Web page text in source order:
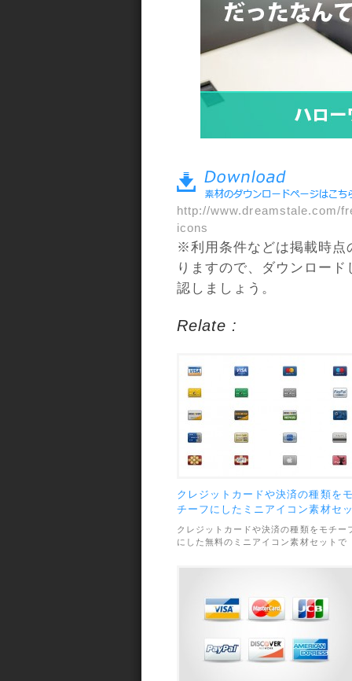
http://www.dreamstale.com/
icons
※利用条件などは掲載時点
りますので、ダウンロー
認しましょう。
Relate :
クレジットカードや決済の種類を
チーフにしたミニアイコン素材セ
ト
クレジットカードや決済の種類をモチー
にした無料のミニアイコン素材セットで
類のアイコンが収録されています。素材
は、個人・商用利用問わずOKとなってい
ます。